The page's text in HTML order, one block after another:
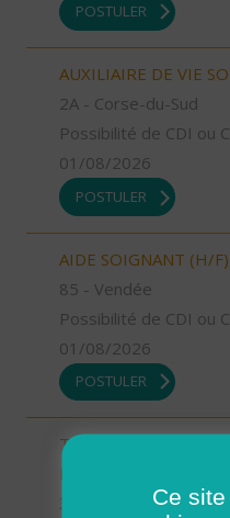
POSTULER
AUXILIAIRE DE VIE
2A - Corse-du-Sud
Possibilité de CDI ou
01/08/2026
POSTULER
AIDE SOIGNANT (H/F)
85 - Vendée
Possibilité de CDI ou
01/08/2026
POSTULER
TECHNICIEN
FAMILIALE (H/F)
Ce